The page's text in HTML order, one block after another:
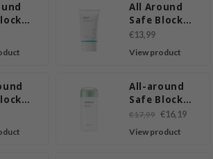
Sun
PA+++
All Around
Safe Block
Aqua Sun Gel
SPF50+/PA+++
€13,99
View product
All-around
Safe Block
Essence Sun
Milk EX
€17,99 €16,19
View product